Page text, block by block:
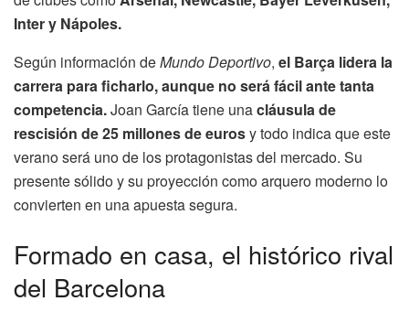
Inter y Nápoles.
Según información deMundo Deportivo, el Barça lidera la
carrera para ficharlo, aunque no será fácil ante tanta
competencia.Joan García tiene unacláusula de
rescisión de 25 millones de eurosy todo indica que este
verano será uno de los protagonistas del mercado. Su
presente sólido y su proyección como arquero moderno lo
convierten en una apuesta segura.
Formado en casa, el histórico rival
del Barcelona